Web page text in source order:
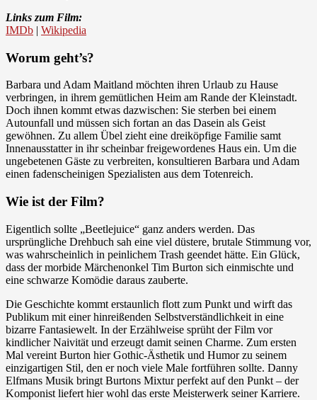
Links zum Film:
IMDb | Wikipedia
Worum geht’s?
Barbara und Adam Maitland möchten ihren Urlaub zu Hause
verbringen, in ihrem gemütlichen Heim am Rande der Kleinstadt.
Doch ihnen kommt etwas dazwischen: Sie sterben bei einem
Autounfall und müssen sich fortan an das Dasein als Geist
gewöhnen. Zu allem Übel zieht eine dreiköpfige Familie samt
Innenausstatter in ihr scheinbar freigewordenes Haus ein. Um die
ungebetenen Gäste zu verbreiten, konsultieren Barbara und Adam
einen fadenscheinigen Spezialisten aus dem Totenreich.
Wie ist der Film?
Eigentlich sollte „Beetlejuice“ ganz anders werden. Das
ursprüngliche Drehbuch sah eine viel düstere, brutale Stimmung vor,
was wahrscheinlich in peinlichem Trash geendet hätte. Ein Glück,
dass der morbide Märchenonkel Tim Burton sich einmischte und
eine schwarze Komödie daraus zauberte.
Die Geschichte kommt erstaunlich flott zum Punkt und wirft das
Publikum mit einer hinreißenden Selbstverständlichkeit in eine
bizarre Fantasiewelt. In der Erzählweise sprüht der Film vor
kindlicher Naivität und erzeugt damit seinen Charme. Zum ersten
Mal vereint Burton hier Gothic-Ästhetik und Humor zu seinem
einzigartigen Stil, den er noch viele Male fortführen sollte. Danny
Elfmans Musik bringt Burtons Mixtur perfekt auf den Punkt – der
Komponist liefert hier wohl das erste Meisterwerk seiner Karriere.